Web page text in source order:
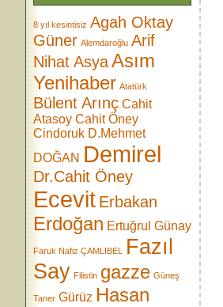
8 yıl kesintisiz Agah Oktay
Güner Alemdaroğlu Arif
Nihat AsyaAsım
Yenihaber Atatürk
Bülent Arınç Cahit
Atasoy Cahit Öney
Cindoruk D.Mehmet
DOĞAN Demirel
Dr.Cahit Öney
Ecevit Erbakan
Erdoğan Ertuğrul Günay
Faruk Nafiz ÇAMLIBEL
Fazıl
Say Filistin gazze Güneş
Taner Gürüz Hasan